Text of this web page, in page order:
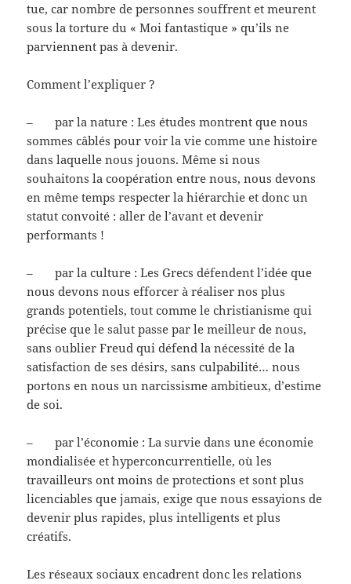
tue, car nombre de personnes souffrent et meurent
sous la torture du « Moi fantastique » qu’ils ne
parviennent pas à devenir.
Comment l’expliquer ?
– par la nature : Les études montrent que nous
sommes câblés pour voir la vie comme une histoire
dans laquelle nous jouons. Même si nous
souhaitons la coopération entre nous, nous devons
en même temps respecter la hiérarchie et donc un
statut convoité : aller de l’avant et devenir
performants !
– par la culture : Les Grecs défendent l’idée que
nous devons nous efforcer à réaliser nos plus
grands potentiels, tout comme le christianisme qui
précise que le salut passe par le meilleur de nous,
sans oublier Freud qui défend la nécessité de la
satisfaction de ses désirs, sans culpabilité… nous
portons en nous un narcissisme ambitieux, d’estime
de soi.
– par l’économie : La survie dans une économie
mondialisée et hyperconcurrentielle, où les
travailleurs ont moins de protections et sont plus
licenciables que jamais, exige que nous essayions de
devenir plus rapides, plus intelligents et plus
créatifs.
Les réseaux sociaux encadrent donc les relations